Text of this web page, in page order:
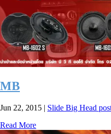
MB
Jun 22, 2015 | Slide Big Head
Read More